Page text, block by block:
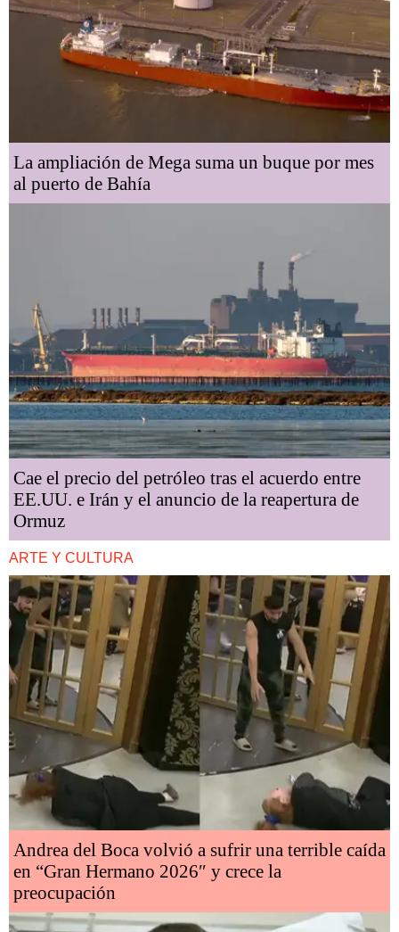
La ampliación de Mega suma un buque por mes
al puerto de Bahía
Cae el precio del petróleo tras el acuerdo entre
EE.UU. e Irán y el anuncio de la reapertura de
Ormuz
ARTE Y CULTURA
Andrea del Boca volvió a sufrir una terrible caída
en “Gran Hermano 2026″ y crece la
preocupación